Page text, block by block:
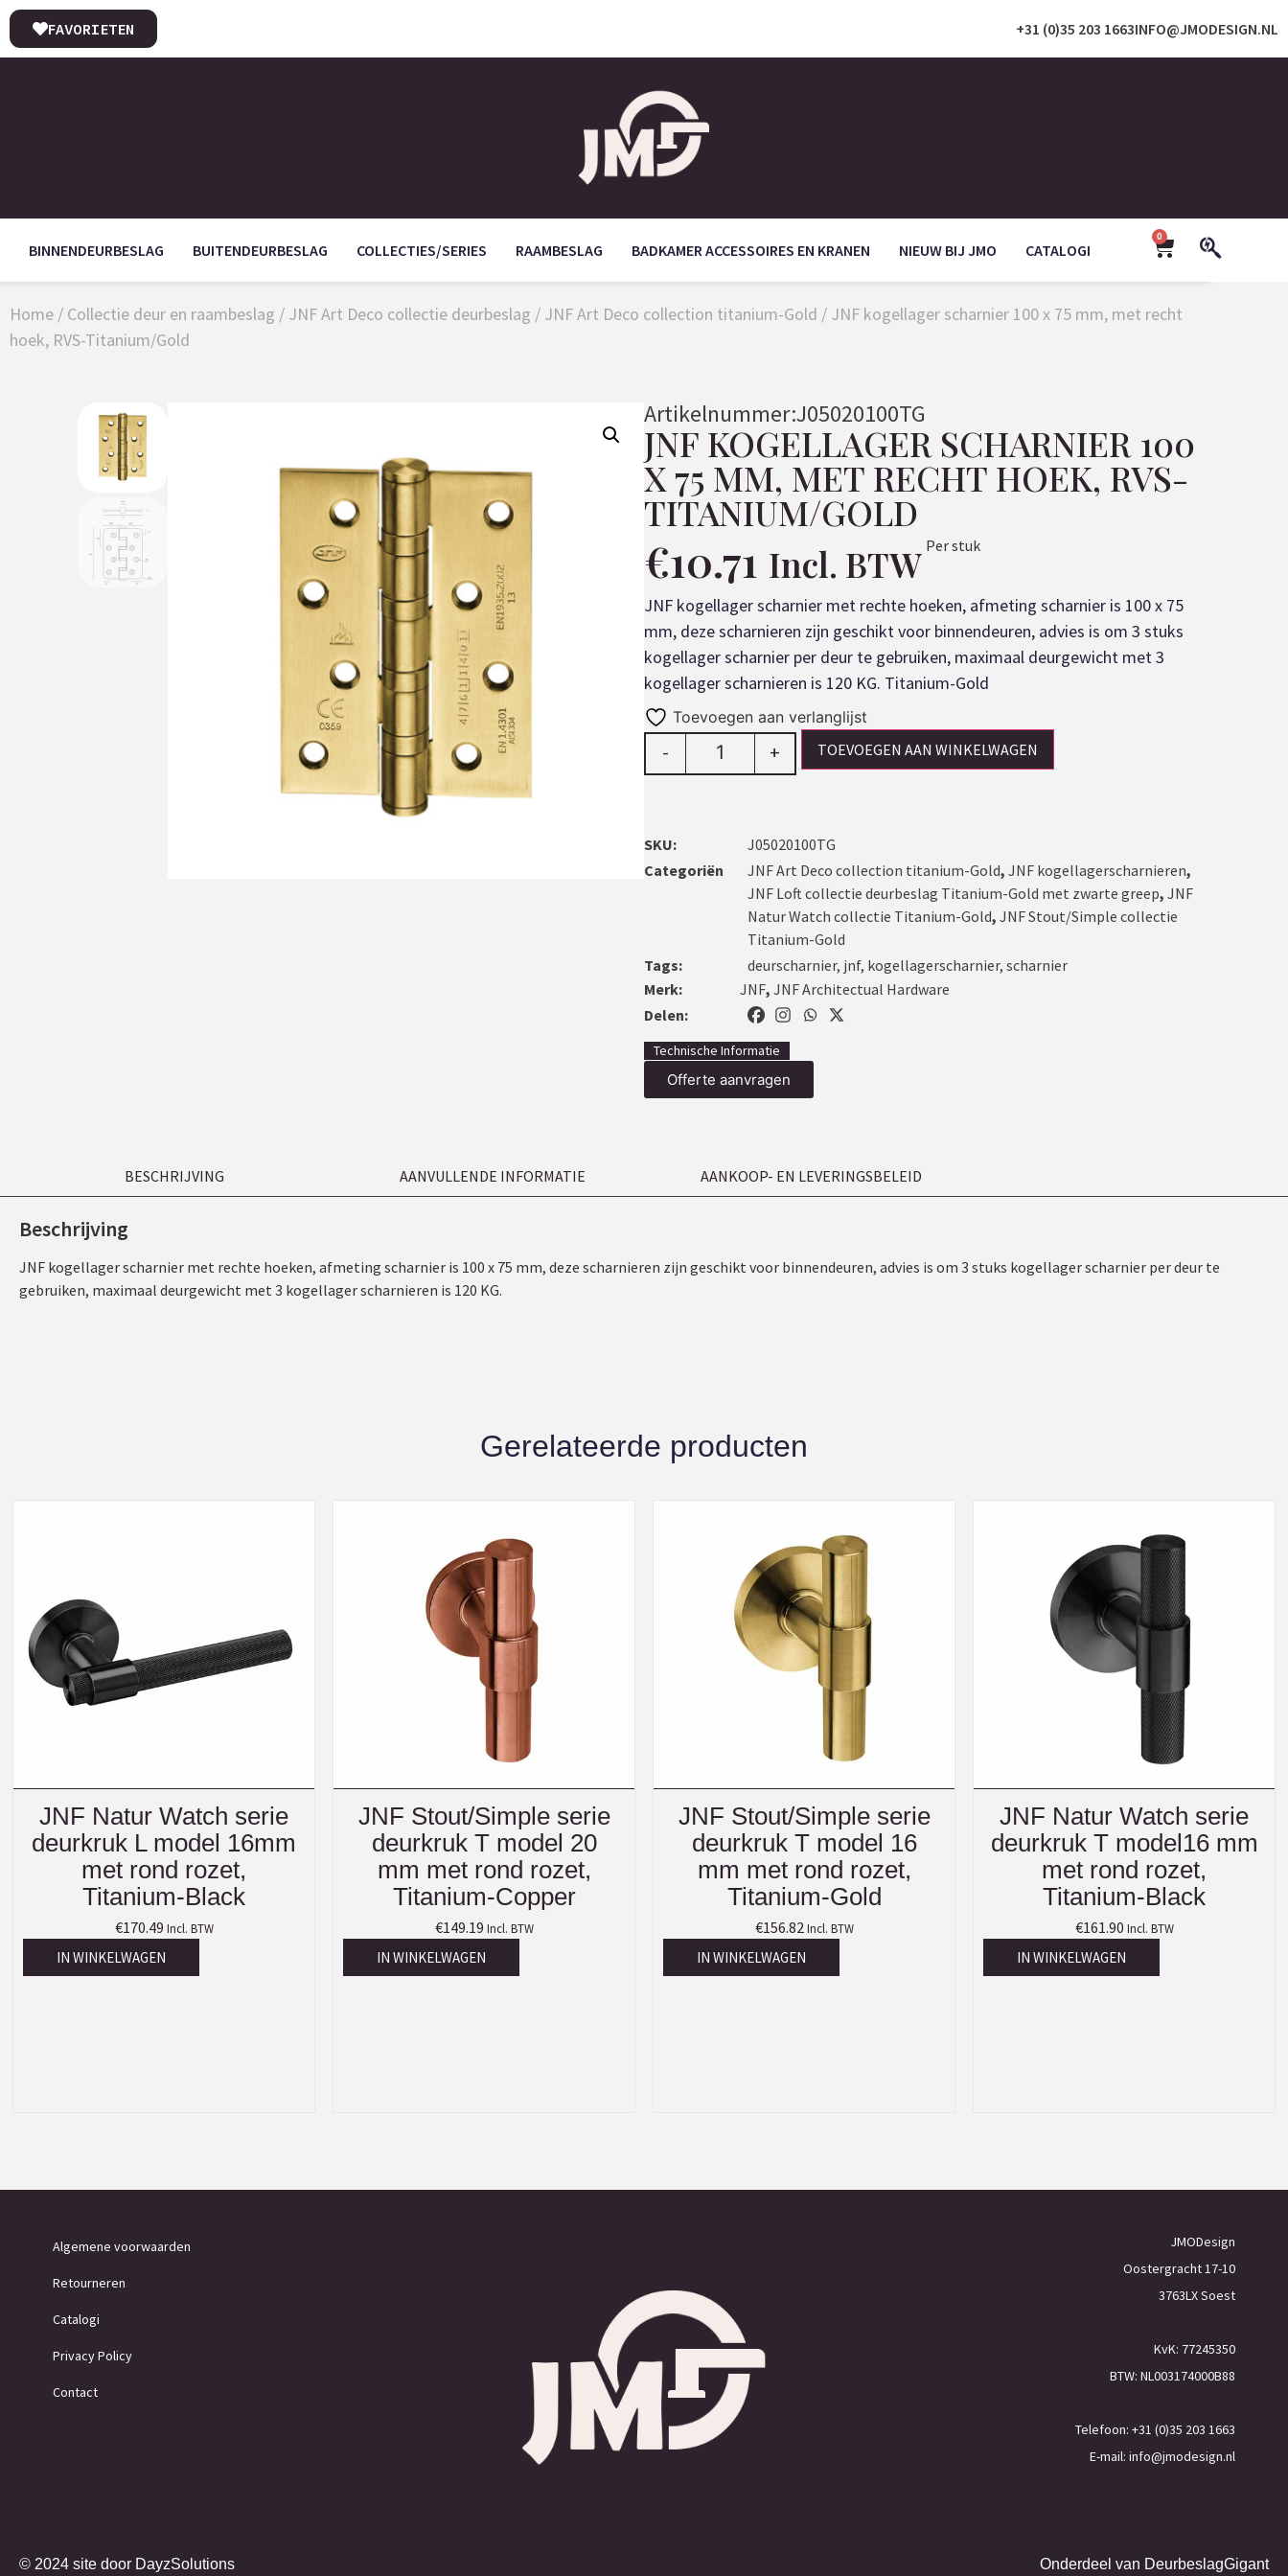
INFO@JMODESIGN.NL
+31 (0)35 203 1663
FAVORIETEN
BINNENDEURBESLAG BUITENDEURBESLAG COLLECTIES/SERIES RAAMBESLAG BADKAMER ACCESSOIRES EN KRANEN NIEUW BIJ JMO CATALOGI
0
Home / Collectie deur en raambeslag / JNF Art Deco collectie deurbeslag / JNF Art Deco collection titanium-Gold / JNF kogellager scharnier 100 x 75 mm, met recht
hoek, RVS-Titanium/Gold
Artikelnummer:J05020100TG
JNF KOGELLAGER SCHARNIER 100
X 75 MM, MET RECHT HOEK, RVS-
TITANIUM/GOLD
€10.71 Incl. BTW Per stuk
JNF kogellager scharnier met rechte hoeken, afmeting scharnier is 100 x 75
mm, deze scharnieren zijn geschikt voor binnendeuren, advies is om 3 stuks
kogellager scharnier per deur te gebruiken, maximaal deurgewicht met 3
kogellager scharnieren is 120 KG. Titanium-Gold
Toevoegen aan verlanglijst
- + TOEVOEGEN AAN WINKELWAGEN
SKU:
J05020100TG
Categoriën
JNF Art Deco collection titanium-Gold, JNF kogellagerscharnieren,
JNF Loft collectie deurbeslag Titanium-Gold met zwarte greep, JNF
Natur Watch collectie Titanium-Gold, JNF Stout/Simple collectie
Titanium-Gold
Tags:
deurscharnier, jnf, kogellagerscharnier, scharnier
Merk:
JNF, JNF Architectual Hardware
Delen:
Technische Informatie
Offerte aanvragen
BESCHRIJVING AANVULLENDE INFORMATIE AANKOOP- EN LEVERINGSBELEID
Beschrijving
JNF kogellager scharnier met rechte hoeken, afmeting scharnier is 100 x 75 mm, deze scharnieren zijn geschikt voor binnendeuren, advies is om 3 stuks kogellager scharnier per deur te
gebruiken, maximaal deurgewicht met 3 kogellager scharnieren is 120 KG.
Gerelateerde producten
JNF Natur Watch serie
deurkruk L model 16mm
met rond rozet,
Titanium-Black
€170.49 Incl. BTW
IN WINKELWAGEN
JNF Stout/Simple serie
deurkruk T model 20
mm met rond rozet,
Titanium-Copper
€149.19 Incl. BTW
IN WINKELWAGEN
JNF Stout/Simple serie
deurkruk T model 16
mm met rond rozet,
Titanium-Gold
€156.82 Incl. BTW
IN WINKELWAGEN
JNF Natur Watch serie
deurkruk T model16 mm
met rond rozet,
Titanium-Black
€161.90 Incl. BTW
IN WINKELWAGEN
Algemene voorwaarden
Retourneren
Catalogi
Privacy Policy
Contact
JMODesign
Oostergracht 17-10
3763LX Soest
KvK: 77245350
BTW: NL003174000B88
Telefoon: +31 (0)35 203 1663
E-mail: info@jmodesign.nl
© 2024 site door DayzSolutions Onderdeel van DeurbeslagGigant